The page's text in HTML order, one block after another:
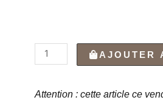
quantité
de
À
AJOUTER
Attention : cette article ce